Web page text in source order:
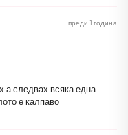
преди 1 година
а следвах всяка една
е калпаво